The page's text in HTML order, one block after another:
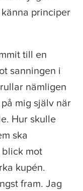
principer
till en
sanningen i
nämligen
mig själv när
Hur skulle
ska
mot
kupén.
fram. Jag